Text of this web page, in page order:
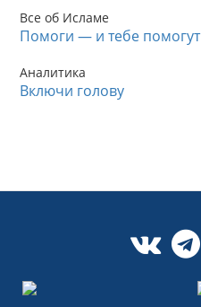
Все об Исламе
Помоги — и тебе помогут
Аналитика
Включи голову